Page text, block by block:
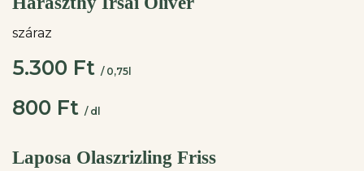
száraz
5.300 Ft / 0,75l
800 Ft / dl
Laposa Olaszrizling Friss